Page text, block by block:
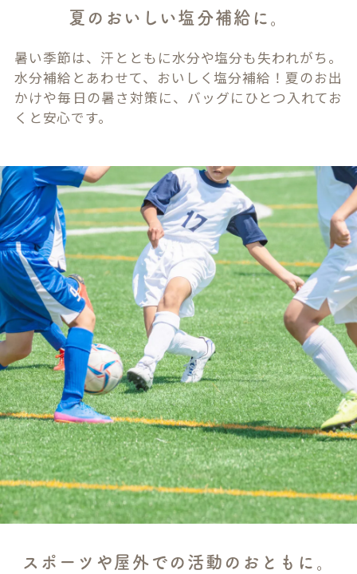
夏のおいしい塩分補給に。
暑い季節は、汗とともに水分や塩分も失われがち。
水分補給とあわせて、おいしく塩分補給！夏のお出
かけや毎日の暑さ対策に、バッグにひとつ入れてお
くと安心です。
スポーツや屋外での活動のおともに。